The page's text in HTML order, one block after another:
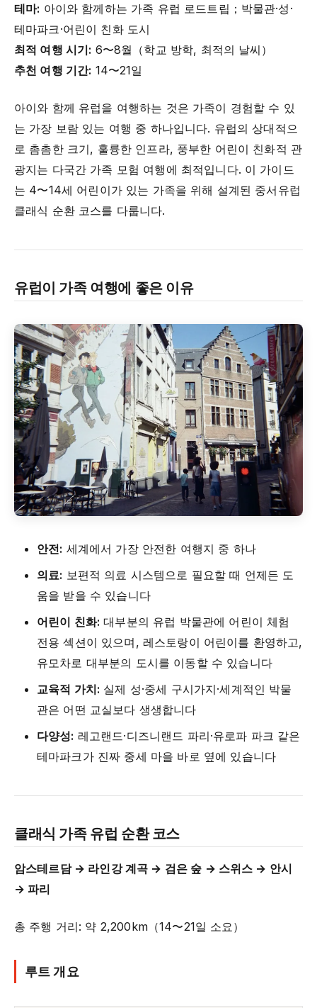
테마: 아이와 함께하는 가족 유럽 로드트립；박물관·성·
테마파크·어린이 친화 도시
최적 여행 시기: 6〜8월（학교 방학, 최적의 날씨）
추천 여행 기간: 14〜21일
아이와 함께 유럽을 여행하는 것은 가족이 경험할 수 있
는 가장 보람 있는 여행 중 하나입니다. 유럽의 상대적으
로 촘촘한 크기, 훌륭한 인프라, 풍부한 어린이 친화적 관
광지는 다국간 가족 모험 여행에 최적입니다. 이 가이드
는 4〜14세 어린이가 있는 가족을 위해 설계된 중서유럽
클래식 순환 코스를 다룹니다.
유럽이 가족 여행에 좋은 이유
안전: 세계에서 가장 안전한 여행지 중 하나
의료: 보편적 의료 시스템으로 필요할 때 언제든 도
움을 받을 수 있습니다
어린이 친화: 대부분의 유럽 박물관에 어린이 체험
전용 섹션이 있으며, 레스토랑이 어린이를 환영하고,
유모차로 대부분의 도시를 이동할 수 있습니다
교육적 가치: 실제 성·중세 구시가지·세계적인 박물
관은 어떤 교실보다 생생합니다
다양성: 레고랜드·디즈니랜드 파리·유로파 파크 같은
테마파크가 진짜 중세 마을 바로 옆에 있습니다
클래식 가족 유럽 순환 코스
암스테르담 → 라인강 계곡 → 검은 숲 → 스위스 → 안시
→ 파리
총 주행 거리: 약 2,200km（14〜21일 소요）
루트 개요